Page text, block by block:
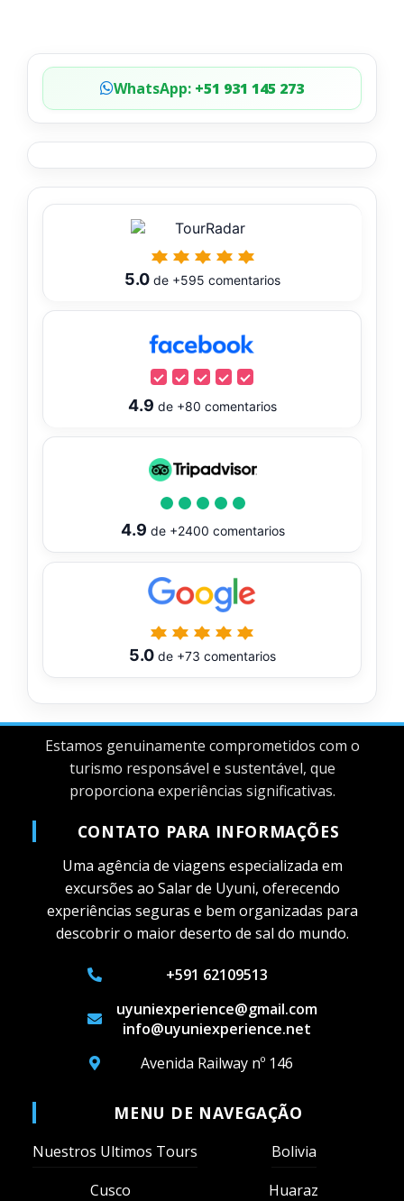
WhatsApp: +51 931 145 273
5.0 de +595 comentarios
4.9 de +80 comentarios
4.9 de +2400 comentarios
5.0de +73 comentarios
Estamos genuinamente comprometidos com o
turismo responsável e sustentável, que
proporciona experiências significativas.
CONTATO PARA INFORMAÇÕES
Uma agência de viagens especializada em
excursões ao Salar de Uyuni, oferecendo
experiências seguras e bem organizadas para
descobrir o maior deserto de sal do mundo.
+591 62109513
uyuniexperience@gmail.com
info@uyuniexperience.net
Avenida Railway nº 146
MENU DE NAVEGAÇÃO
Nuestros Ultimos Tours
Bolivia
Cusco
Huaraz